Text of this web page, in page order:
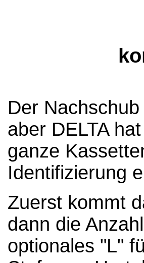
Der
aber DELTA
ganze
Identifizierung
Zuerst kommt
dann die
optionales "L"